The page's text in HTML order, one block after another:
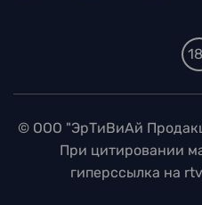
© ООО "ЭрТиВиАй
При цитировании
гиперссылка на